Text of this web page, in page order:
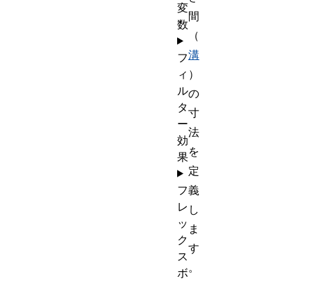
間
（
溝
）
の
寸
法
を
定
義
し
ま
す
。
変
数
フ
ィ
ル
タ
ー
効
果
フ
レ
ッ
ク
ス
ボ